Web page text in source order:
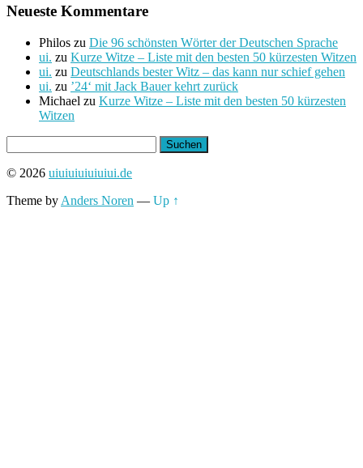
Neueste Kommentare
Philos zu Die 96 schönsten Wörter der Deutschen Sprache
ui. zu Kurze Witze – Liste mit den besten 50 kürzesten Witzen
ui. zu Deutschlands bester Witz – das kann nur schief gehen
ui. zu ’24‘ mit Jack Bauer kehrt zurück
Michael zu Kurze Witze – Liste mit den besten 50 kürzesten
Witzen
nach:
© 2026 uiuiuiuiuiuiui.de
Theme by Anders Noren — Up ↑